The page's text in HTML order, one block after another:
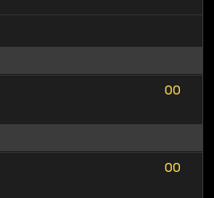
0
0
0
0
0
0
0
0